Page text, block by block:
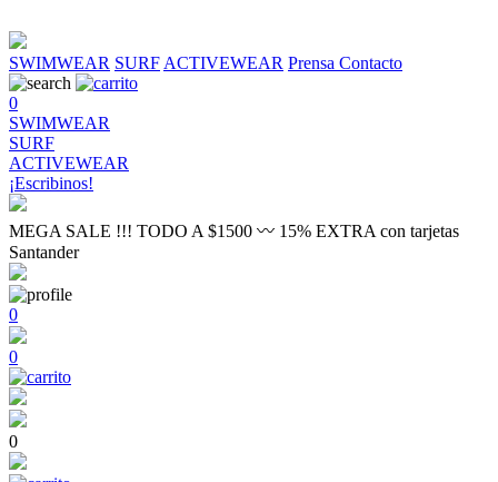
SWIMWEAR SURF ACTIVEWEAR Prensa Contacto
0
SWIMWEAR
SURF
ACTIVEWEAR
¡Escribinos!
MEGA SALE !!! TODO A $1500 〰 15% EXTRA con tarjetas
Santander
0
0
0